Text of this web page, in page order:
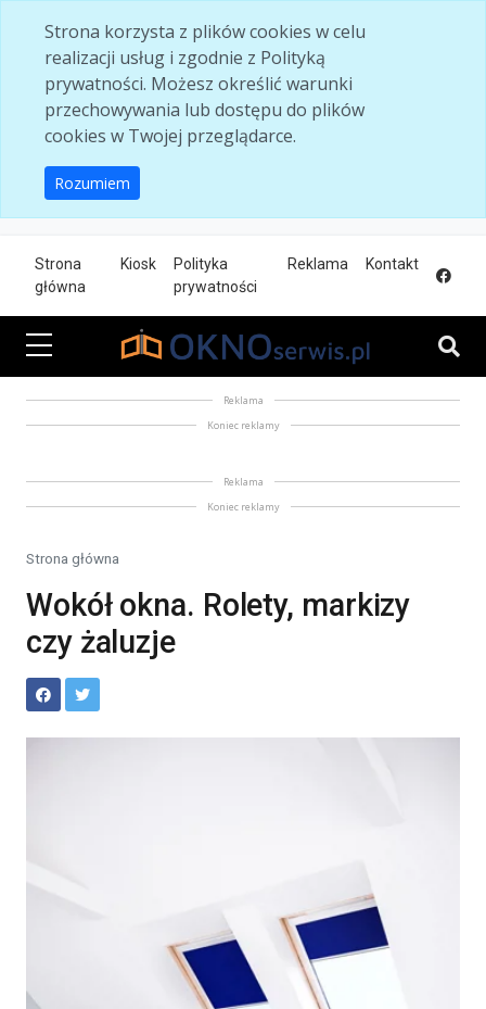
Strona korzysta z plików cookies w celu
realizacji usług i zgodnie z Polityką
prywatności. Możesz określić warunki
przechowywania lub dostępu do plików
cookies w Twojej przeglądarce.
Rozumiem
Strona
główna
Kiosk
Polityka
prywatności
Reklama Kontakt
Reklama
Koniec reklamy
Reklama
Koniec reklamy
Strona główna
Wokół okna. Rolety, markizy
czy żaluzje